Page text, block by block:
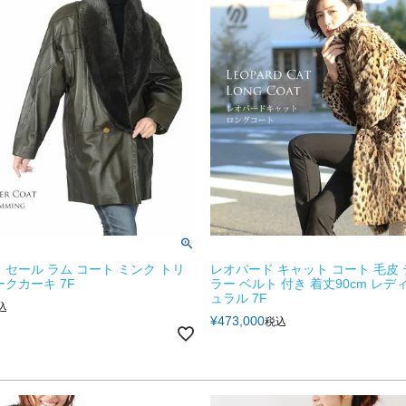
セール ラム コート ミンク トリ
クカーキ 7F
レオパード キャット コート 毛皮
ラー ベルト 付き 着丈90cm レデ
ュラル 7F
¥473,000税込